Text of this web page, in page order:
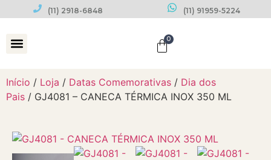
(11) 2918-6848 (11) 91959-5224
0
Início / Loja / Datas Comemorativas / Dia dos
Pais / GJ4081 – CANECA TÉRMICA INOX 350 ML